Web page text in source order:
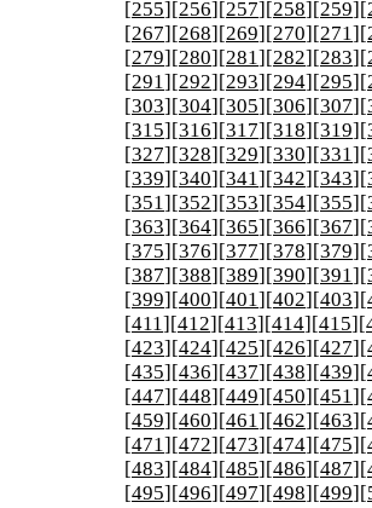
[255][256][257][258][259][
[267][268][269][270][271][
[279][280][281][282][283][
[291][292][293][294][295][
[303][304][305][306][307][
[315][316][317][318][319][
[327][328][329][330][331][
[339][340][341][342][343][
[351][352][353][354][355][
[363][364][365][366][367][
[375][376][377][378][379][
[387][388][389][390][391][
[399][400][401][402][403][
[411][412][413][414][415][
[423][424][425][426][427][
[435][436][437][438][439][
[447][448][449][450][451][
[459][460][461][462][463][
[471][472][473][474][475][
[483][484][485][486][487][
[495][496][497][498][499][